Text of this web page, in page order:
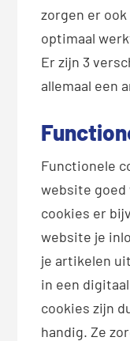
zorgen er
optimaal
Er zijn 3
allemaal een
Functionele
website
cookies er
website je
je artikelen
in een
cookies zijn
handig. Ze